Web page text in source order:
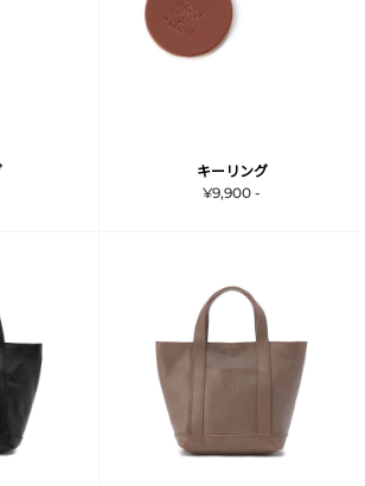
キーリング
¥9,900 -